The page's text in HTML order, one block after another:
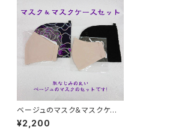
ベージュのマスク＆マスクケー
スセット【2種】
¥2,200